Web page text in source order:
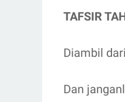
TAFSIR
Diambil
Dan